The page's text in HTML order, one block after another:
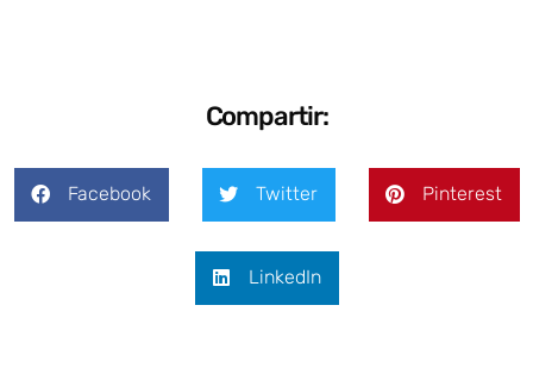
Compartir:
Facebook Twitter Pinterest
LinkedIn